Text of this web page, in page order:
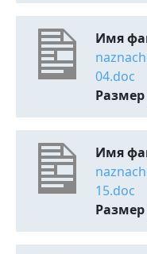
Имя
04.doc
Имя
15.doc